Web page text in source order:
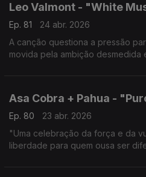
Leo Valmont - "White
Ep. 81
24 abr. 2026
A canção questiona a pressão
movida pela ambição desmedida
Asa Cobra + Pahua -
Ep. 80
23 abr. 2026
"Uma celebração da força e da
liberdade para quem ousa ser